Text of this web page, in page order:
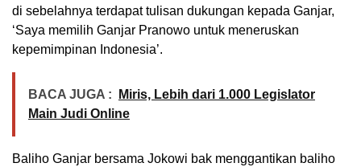
di sebelahnya terdapat tulisan dukungan kepada Ganjar,
‘Saya memilih Ganjar Pranowo untuk meneruskan
kepemimpinan Indonesia’.
BACA JUGA :
Miris, Lebih dari 1.000 Legislator
Main Judi Online
Baliho Ganjar bersama Jokowi bak menggantikan baliho